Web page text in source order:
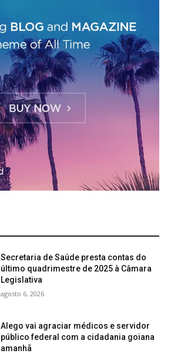
Secretaria de Saúde presta contas do
último quadrimestre de 2025 à Câmara
Legislativa
agosto 6, 2026
Alego vai agraciar médicos e servidor
público federal com a cidadania goiana
amanhã